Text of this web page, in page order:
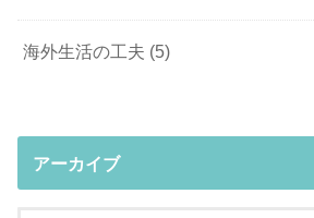
海外生活の工夫 (5)
アーカイブ